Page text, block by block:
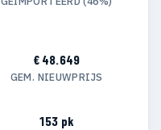
€ 48.649
GEM. NIEUWPRIJS
153 pk